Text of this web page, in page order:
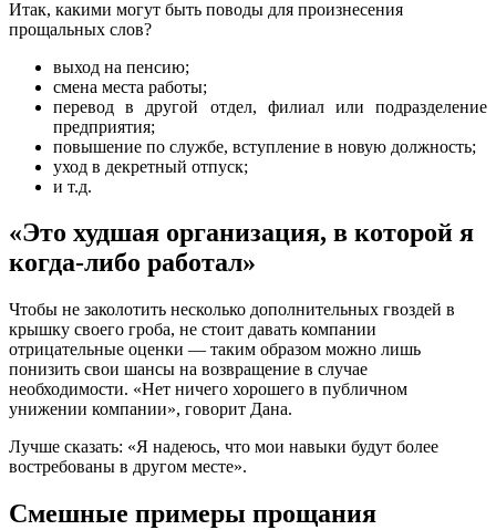
Итак, какими могут быть поводы для произнесения
прощальных слов?
выход на пенсию;
смена места работы;
перевод в другой отдел, филиал или подразделение
предприятия;
повышение по службе, вступление в новую должность;
уход в декретный отпуск;
и т.д.
«Это худшая организация, в которой я
когда-либо работал»
Чтобы не заколотить несколько дополнительных гвоздей в
крышку своего гроба, не стоит давать компании
отрицательные оценки — таким образом можно лишь
понизить свои шансы на возвращение в случае
необходимости. «Нет ничего хорошего в публичном
унижении компании», говорит Дана.
Лучше сказать: «Я надеюсь, что мои навыки будут более
востребованы в другом месте».
Смешные примеры прощания